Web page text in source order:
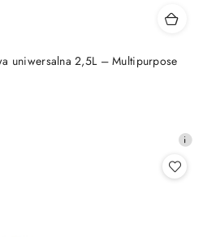
uniwersalna 2,5L – Multipurpose